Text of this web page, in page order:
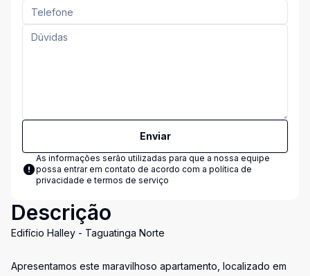
Enviar
As informações serão utilizadas para que a nossa equipe
possa entrar em contato de acordo com a política de
privacidade e termos de serviço
Descrição
Edifício Halley - Taguatinga Norte
Apresentamos este maravilhoso apartamento, localizado em